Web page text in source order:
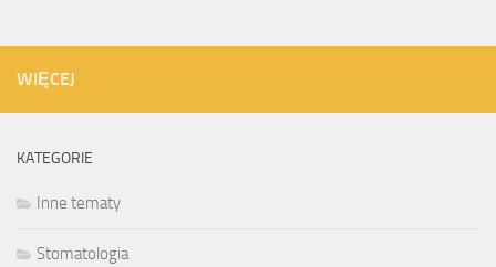
WIĘCEJ
KATEGORIE
Inne tematy
Stomatologia